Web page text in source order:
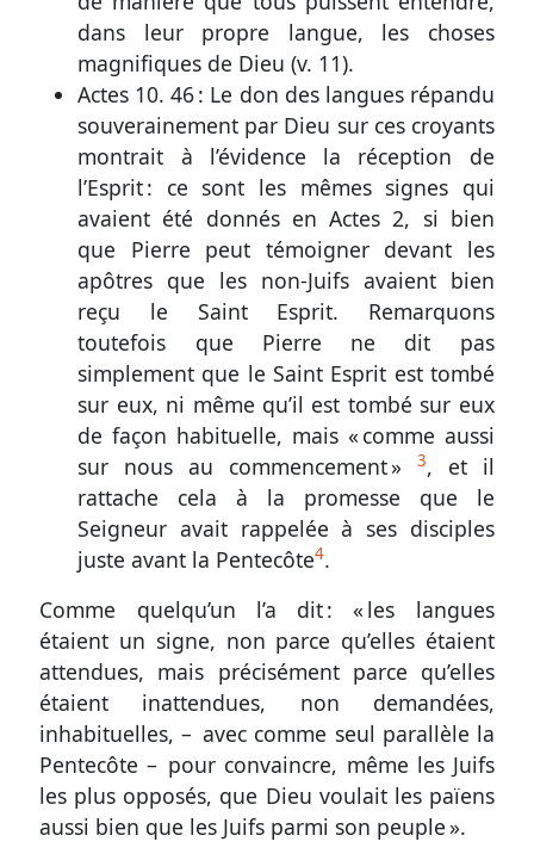
dans leur propre langue, les choses
magnifiques de Dieu (v. 11).
Actes 10. 46: Le don des langues répandu
souverainement par Dieu sur ces croyants
montrait à l’évidence la réception de
l’Esprit : ce sont les mêmes signes qui
avaient été donnés enActes 2, si bien
que Pierre peut témoigner devant les
apôtres que les non-Juifs avaient bien
reçu le Saint Esprit. Remarquons
toutefois que Pierre ne dit pas
simplement que le Saint Esprit est tombé
sur eux, ni même qu’il est tombé sur eux
de façon habituelle, mais « comme aussi
sur nous au commencement »
3, et il
rattache cela à la promesse que le
Seigneur avait rappelée à ses disciples
juste avant la Pentecôte4.
Comme quelqu’un l’a dit : « les langues
étaient un signe, non parce qu’elles étaient
attendues, mais précisément parce qu’elles
étaient inattendues, non demandées,
inhabituelles, – avec comme seul parallèle la
Pentecôte – pour convaincre, même les Juifs
les plus opposés, que Dieu voulait les païens
aussi bien que les Juifs parmi son peuple ».